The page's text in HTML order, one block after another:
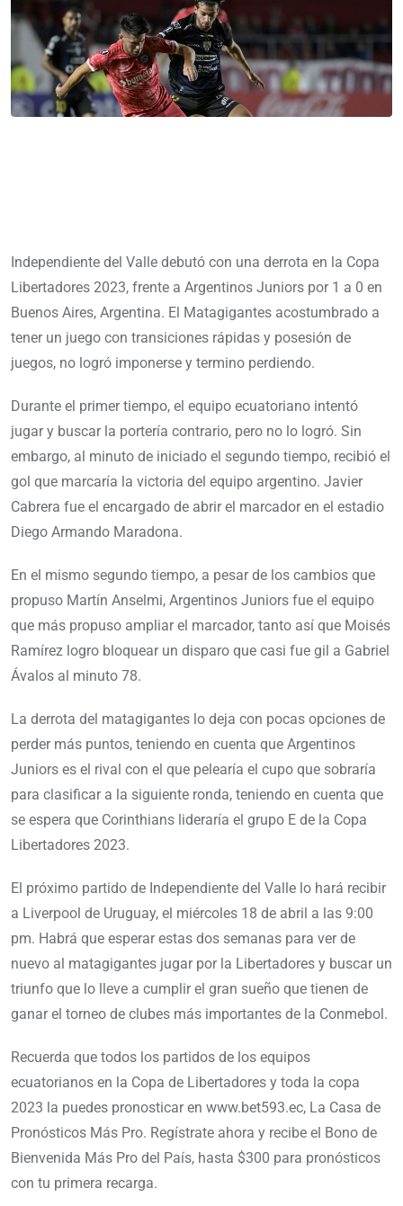
Independiente del Valle debutó con una derrota en la Copa
Libertadores 2023, frente a Argentinos Juniors por 1 a 0 en
Buenos Aires, Argentina. El Matagigantes acostumbrado a
tener un juego con transiciones rápidas y posesión de
juegos, no logró imponerse y termino perdiendo.
Durante el primer tiempo, el equipo ecuatoriano intentó
jugar y buscar la portería contrario, pero no lo logró. Sin
embargo, al minuto de iniciado el segundo tiempo, recibió el
gol que marcaría la victoria del equipo argentino. Javier
Cabrera fue el encargado de abrir el marcador en el estadio
Diego Armando Maradona.
En el mismo segundo tiempo, a pesar de los cambios que
propuso Martín Anselmi, Argentinos Juniors fue el equipo
que más propuso ampliar el marcador, tanto así que Moisés
Ramírez logro bloquear un disparo que casi fue gil a Gabriel
Ávalos al minuto 78.
La derrota del matagigantes lo deja con pocas opciones de
perder más puntos, teniendo en cuenta que Argentinos
Juniors es el rival con el que pelearía el cupo que sobraría
para clasificar a la siguiente ronda, teniendo en cuenta que
se espera que Corinthians lideraría el grupo E de la Copa
Libertadores 2023.
El próximo partido de Independiente del Valle lo hará recibir
a Liverpool de Uruguay, el miércoles 18 de abril a las 9:00
pm. Habrá que esperar estas dos semanas para ver de
nuevo al matagigantes jugar por la Libertadores y buscar un
triunfo que lo lleve a cumplir el gran sueño que tienen de
ganar el torneo de clubes más importantes de la Conmebol.
Recuerda que todos los partidos de los equipos
ecuatorianos en la Copa de Libertadores y toda la copa
2023 la puedes pronosticar en www.bet593.ec, La Casa de
Pronósticos Más Pro. Regístrate ahora y recibe el Bono de
Bienvenida Más Pro del País, hasta $300 para pronósticos
con tu primera recarga.